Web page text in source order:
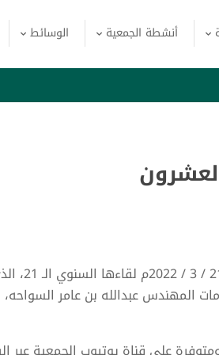
أنشطة الجمعية الوسائط
نظمت جمعية
المهندس عبدالله بن عامر